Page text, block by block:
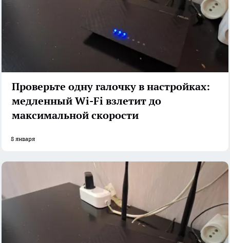
Проверьте одну галочку в настройках:
медленный Wi-Fi взлетит до
максимальной скорости
8 января